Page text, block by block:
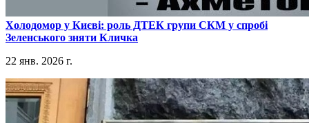
​Холодомор у Києві: роль ДТЕК групи СКМ у спробі
Зеленського зняти Кличка
22 янв. 2026 г.